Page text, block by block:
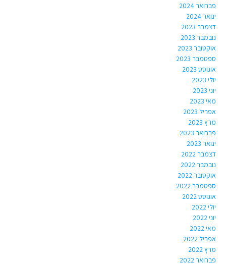
פברואר 2024
ינואר 2024
דצמבר 2023
נובמבר 2023
אוקטובר 2023
ספטמבר 2023
אוגוסט 2023
יולי 2023
יוני 2023
מאי 2023
אפריל 2023
מרץ 2023
פברואר 2023
ינואר 2023
דצמבר 2022
נובמבר 2022
אוקטובר 2022
ספטמבר 2022
אוגוסט 2022
יולי 2022
יוני 2022
מאי 2022
אפריל 2022
מרץ 2022
פברואר 2022